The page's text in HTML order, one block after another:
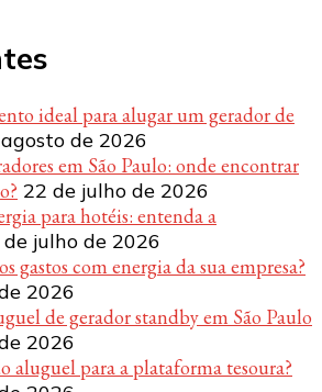
ideal para alugar um gerador de
de 2026
em São Paulo: onde encontrar
22 de julho de 2026
para hotéis: entenda a
julho de 2026
gastos com energia da sua empresa?
2026
de gerador standby em São Paulo
2026
aluguel para a plataforma tesoura?